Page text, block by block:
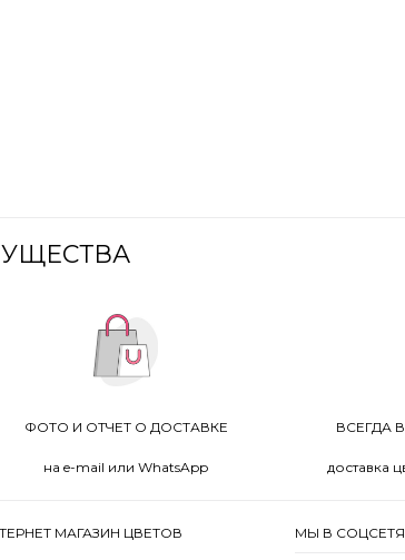
ФОТО И ОТЧЕТ О ДОСТАВКЕ
на e-mail или WhatsApp
ВСЕГДА
доставка
МАГАЗИН ЦВЕТОВ МЫ В